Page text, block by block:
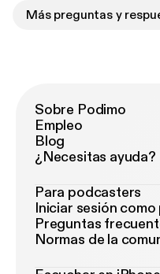
Más preguntas y
Sobre Podimo
Empleo
Blog
¿Necesitas ayuda?
Para podcasters
Iniciar sesión
Preguntas
Normas de la